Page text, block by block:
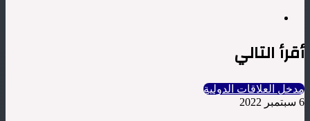
أقرأ التالي
مدخل العلاقات الدولية
6 سبتمبر 2022